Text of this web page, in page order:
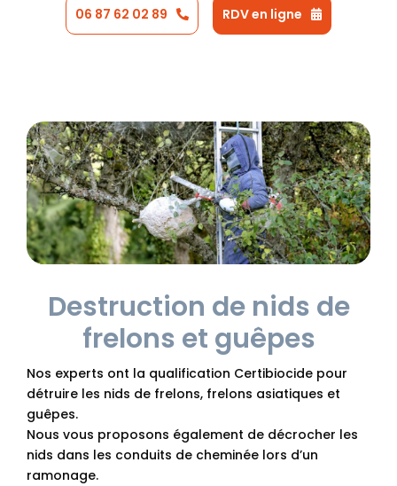
06 87 62 02 89 RDV en ligne
Destruction de nids de
frelons et guêpes
Nos experts ont la qualification Certibiocide pour
détruire les nids de frelons, frelons asiatiques et
guêpes.
Nous vous proposons également de décrocher les
nids dans les conduits de cheminée lors d’un
ramonage.